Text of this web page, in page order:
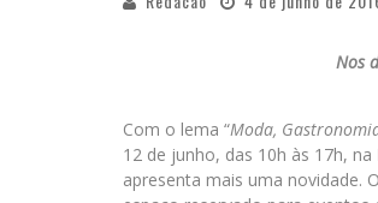
Nos
Com o lema “Moda,
12 de junho, das 10h às 17h, na
apresenta mais uma novidade. O